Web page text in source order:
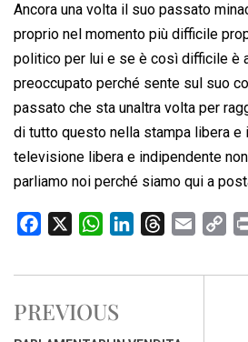
Ancora una volta il suo passato
proprio nel momento più difficile
politico per lui e se è così difficile è
preoccupato perché sente sul suo
passato che sta unaltra volta per
di tutto questo nella stampa libera e
televisione libera e indipendente
parliamo noi perché siamo qui a
c
b
W
a
s
n
r
a
p
PREVIOUS